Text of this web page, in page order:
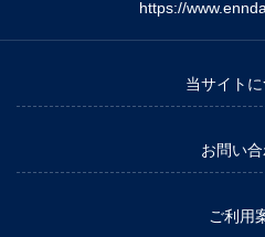
https://
当サイト
お問い
ご利用